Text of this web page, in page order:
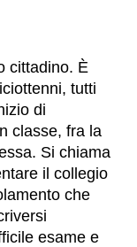
cittadino. È
tutti
di
classe, fra la
Si chiama
il collegio
che
esame e